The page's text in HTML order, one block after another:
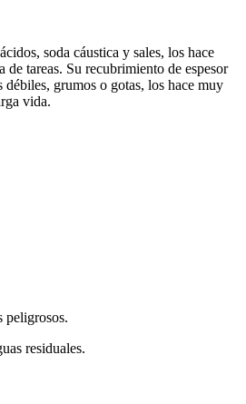
soda cáustica y sales, los hace
de tareas. Su recubrimiento de espesor
grumos o gotas, los hace muy
vida.
peligrosos.
residuales.